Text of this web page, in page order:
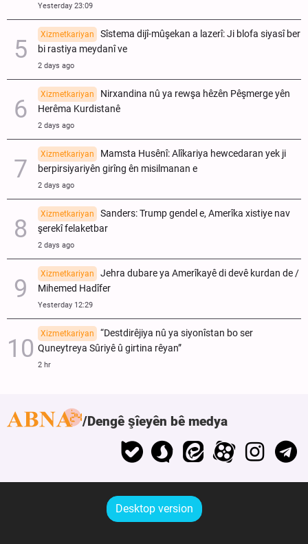
Yesterday 23:09
Xizmetkariyan
Sîstema dijî-mûşekan a lazerî: Ji blofa siyasî ber
bi rastiya meydanî ve
2 days ago
Xizmetkariyan
Nirxandina nû ya rewşa hêzên Pêşmerge yên
Herêma Kurdistanê
2 days ago
Xizmetkariyan
Mamsta Husênî: Alîkariya hewcedaran yek ji
berpirsiyariyên girîng ên misilmanan e
2 days ago
Xizmetkariyan
Sanders: Trump gendel e, Amerîka xistiye nav
şerekî felaketbar
2 days ago
Xizmetkariyan
Jehra dubare ya Amerîkayê di devê kurdan de /
Mihemed Hadîfer
Yesterday 12:29
Xizmetkariyan
“Destdirêjiya nû ya siyonîstan bo ser
Quneytreya Sûriyê û girtina rêyan”
2 hr
Dengê şîeyên bê medya
Desktop version